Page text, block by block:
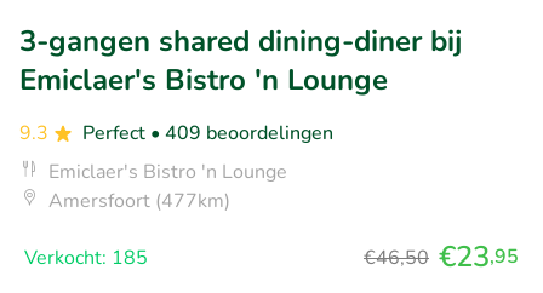
3-gangen shared dining-diner bij
Emiclaer's Bistro 'n Lounge
9.3 Perfect • 409 beoordelingen
Emiclaer's Bistro 'n Lounge
Amersfoort (477km)
Verkocht: 185 €46,50 €23,95